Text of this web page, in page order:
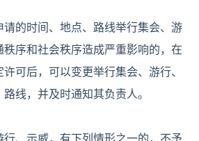
请的时间、地点、路线举行集会、游
序和社会秩序造成严重影响的，在
可后，可以变更举行集会、游行、
线，并及时通知其负责人。
、示威，有下列情形之一的，不予